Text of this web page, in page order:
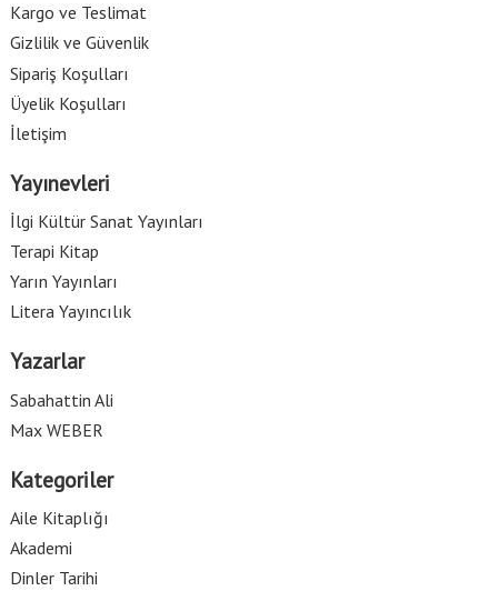
Kargo ve Teslimat
Gizlilik ve Güvenlik
Sipariş Koşulları
Üyelik Koşulları
İletişim
Yayınevleri
İlgi Kültür Sanat Yayınları
Terapi Kitap
Yarın Yayınları
Litera Yayıncılık
Yazarlar
Sabahattin Ali
Max WEBER
Kategoriler
Aile Kitaplığı
Akademi
Dinler Tarihi